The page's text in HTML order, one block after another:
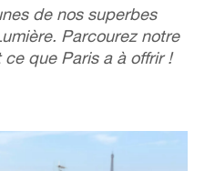
de nos superbes
Parcourez notre
que Paris a à offrir !